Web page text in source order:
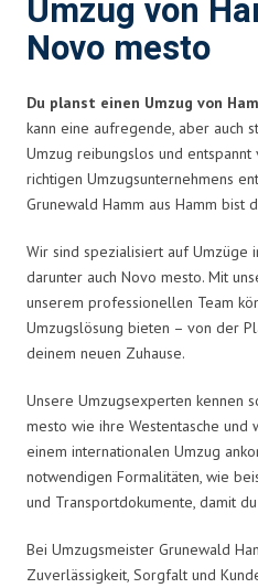
Umzug von
Novo mesto
Du planst einen Umzug von
kann eine aufregende, aber auch
Umzug reibungslos und
richtigen Umzugsunternehmens
Grunewald Hamm aus Hamm bist
Wir sind spezialisiert auf Umzüge
darunter auch Novo mesto. Mit
unserem professionellen Team
Umzugslösung bieten – von der
deinem neuen Zuhause.
Unsere Umzugsexperten kennen
mesto wie ihre Westentasche und
einem internationalen Umzug
notwendigen Formalitäten, wie
und Transportdokumente, damit
Bei Umzugsmeister Grunewald
Zuverlässigkeit, Sorgfalt und